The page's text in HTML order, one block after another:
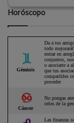
Horóscopo